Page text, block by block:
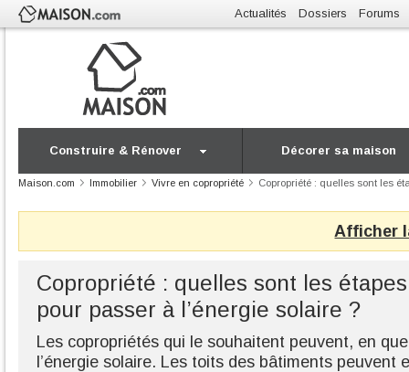
Actualités Dossiers Forums
Construire & Rénover Décorer sa maison
Maison.com Immobilier Vivre en copropriété Copropriété : quelles sont les
Afficher
Copropriété : quelles sont les étapes
pour passer à l’énergie solaire ?
Les copropriétés qui le souhaitent peuvent, en
l’énergie solaire. Les toits des bâtiments peuvent